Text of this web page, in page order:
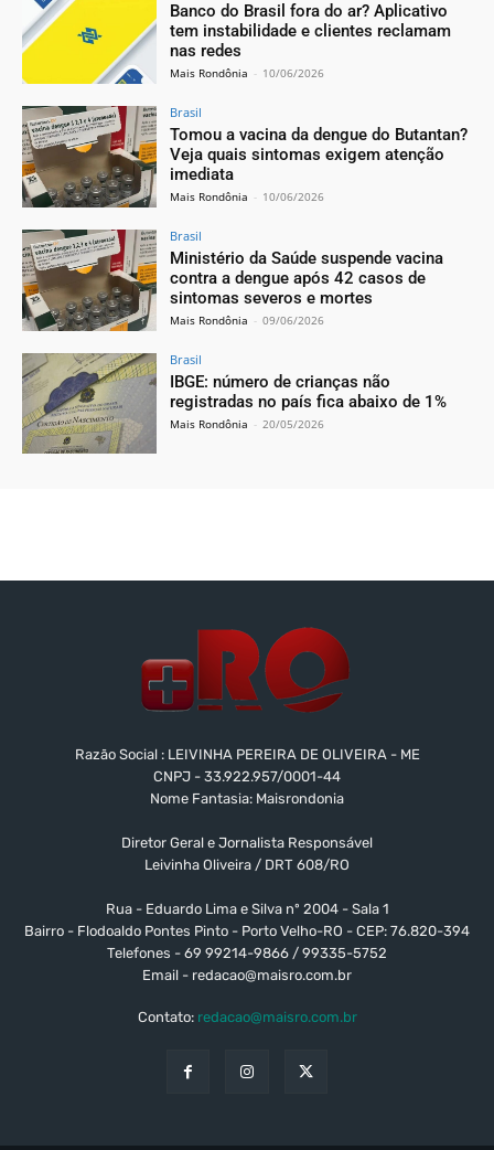
Banco do Brasil fora do ar? Aplicativo
tem instabilidade e clientes reclamam
nas redes
Mais Rondônia - 10/06/2026
Brasil
Tomou a vacina da dengue do Butantan?
Veja quais sintomas exigem atenção
imediata
Mais Rondônia - 10/06/2026
Brasil
Ministério da Saúde suspende vacina
contra a dengue após 42 casos de
sintomas severos e mortes
Mais Rondônia - 09/06/2026
Brasil
IBGE: número de crianças não
registradas no país fica abaixo de 1%
Mais Rondônia - 20/05/2026
Razão Social : LEIVINHA PEREIRA DE OLIVEIRA - ME
CNPJ - 33.922.957/0001-44
Nome Fantasia: Maisrondonia
Diretor Geral e Jornalista Responsável
Leivinha Oliveira / DRT 608/RO
Rua - Eduardo Lima e Silva nº 2004 - Sala 1
Bairro - Flodoaldo Pontes Pinto - Porto Velho-RO - CEP: 76.820-394
Telefones - 69 99214-9866 / 99335-5752
Email - redacao@maisro.com.br
Contato: redacao@maisro.com.br